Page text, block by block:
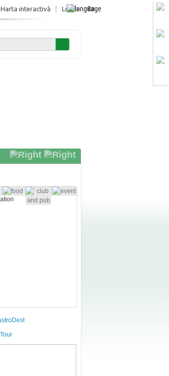
Login Ro
Harta interactivă